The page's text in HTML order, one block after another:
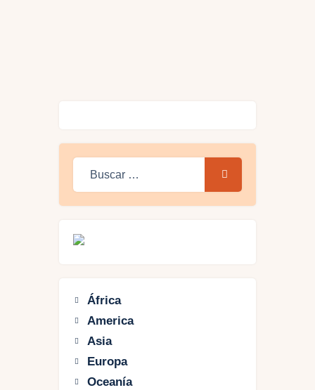
África
America
Asia
Europa
Oceanía